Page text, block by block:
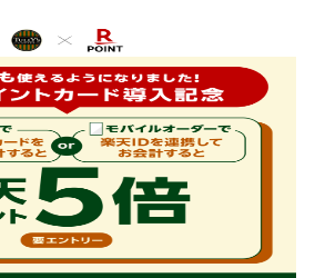
りフードも続々登場です♪
秋の訪 ···